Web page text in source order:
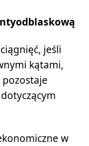
jeśli
kątami,
w